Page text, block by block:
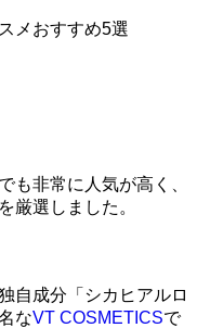
メおすすめ5選
も非常に人気が高く、
厳選しました。
自成分「シカヒアルロ
なVT COSMETICSで